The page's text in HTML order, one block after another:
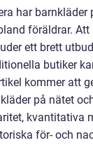
har barnkläder
föräldrar. Att
ett brett
butiker
kommer att
på nätet
kvantitativa
för- och